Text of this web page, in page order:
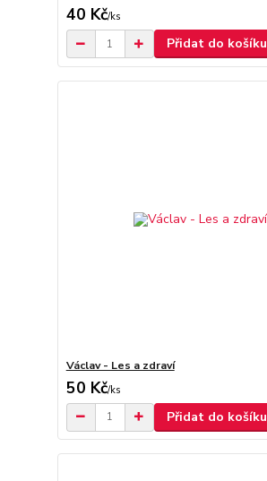
40 Kč/ks
Přidat do košíku
Václav - Les a zdraví
50 Kč/ks
Přidat do košíku